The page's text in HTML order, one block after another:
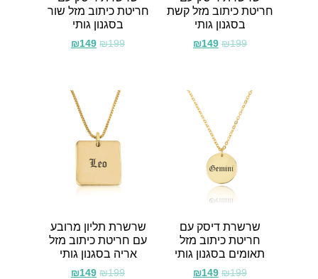
חריטת כיתוב מזל קשת
בסגנון גותי
₪199
₪149
חריטת כיתוב מזל שור
בסגנון גותי
₪199
₪149
שרשרת דיסק עם
חריטת כיתוב מזל
תאומים בסגנון גותי
₪199
₪149
שרשרת תליון מרובע
עם חריטת כיתוב מזל
אריה בסגנון גותי
₪199
₪149